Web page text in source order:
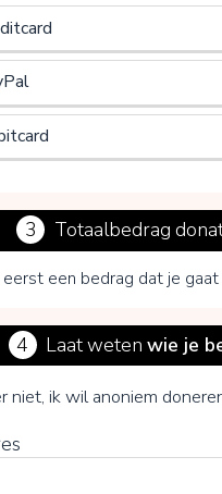
3 Totaalbedrag
eerst een bedrag dat je gaat
Nederlandse Doven
4 Laat wetenwie je
niet, ik wil anoniem